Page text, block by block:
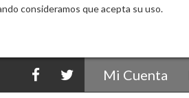
consideramos que acepta su uso.
Mi Cuenta